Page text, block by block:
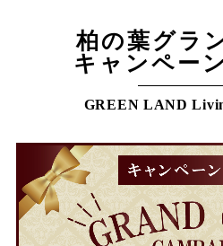
柏の葉グラ
キャンペー
GREEN LAND